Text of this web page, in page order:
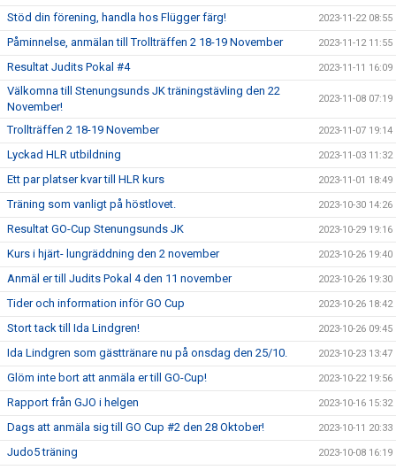
Stöd din förening, handla hos Flügger färg! 2023-11-22 08:55
Påminnelse, anmälan till Trollträffen 2 18-19 November 2023-11-12 11:55
Resultat Judits Pokal #4 2023-11-11 16:09
Välkomna till Stenungsunds JK träningstävling den 22
November!
2023-11-08 07:19
Trollträffen 2 18-19 November 2023-11-07 19:14
Lyckad HLR utbildning 2023-11-03 11:32
Ett par platser kvar till HLR kurs 2023-11-01 18:49
Träning som vanligt på höstlovet. 2023-10-30 14:26
Resultat GO-Cup Stenungsunds JK 2023-10-29 19:16
Kurs i hjärt- lungräddning den 2 november 2023-10-26 19:40
Anmäl er till Judits Pokal 4 den 11 november 2023-10-26 19:30
Tider och information inför GO Cup 2023-10-26 18:42
Stort tack till Ida Lindgren! 2023-10-26 09:45
Ida Lindgren som gästtränare nu på onsdag den 25/10. 2023-10-23 13:47
Glöm inte bort att anmäla er till GO-Cup! 2023-10-22 19:56
Rapport från GJO i helgen 2023-10-16 15:32
Dags att anmäla sig till GO Cup #2 den 28 Oktober! 2023-10-11 20:33
Judo5 träning 2023-10-08 16:19